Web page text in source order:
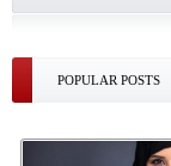
POPULAR POSTS